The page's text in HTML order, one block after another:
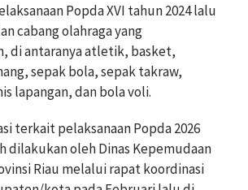
Popda XVI tahun 2024 lalu
cabang olahraga yang
di antaranya atletik, basket,
sepak bola, sepak takraw,
lapangan, dan bola voli.
terkait pelaksanaan Popda 2026
dilakukan olehDinas Kepemudaan
Riau melalui rapat koordinasi